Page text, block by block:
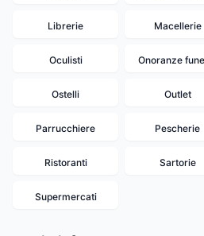
Librerie Macellerie
Oculisti Onoranze
Ostelli Outlet
Parrucchiere Pescherie
Ristoranti Sartorie
Supermercati